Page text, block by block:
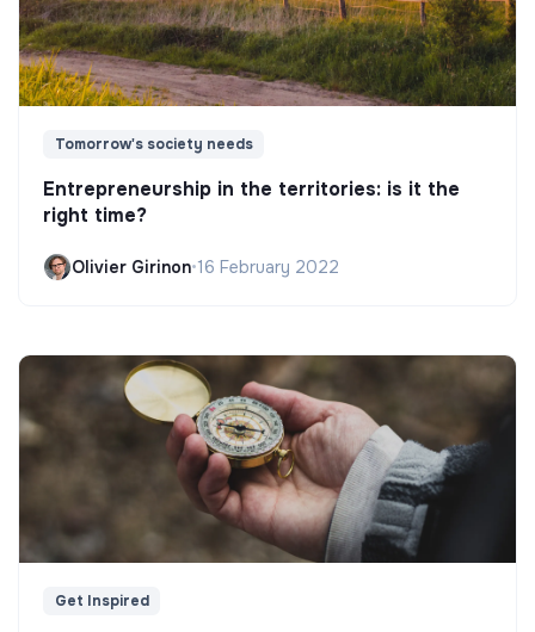
Tomorrow's society needs
Entrepreneurship in the territories: is it the
right time?
Olivier Girinon•16 February 2022
Get Inspired